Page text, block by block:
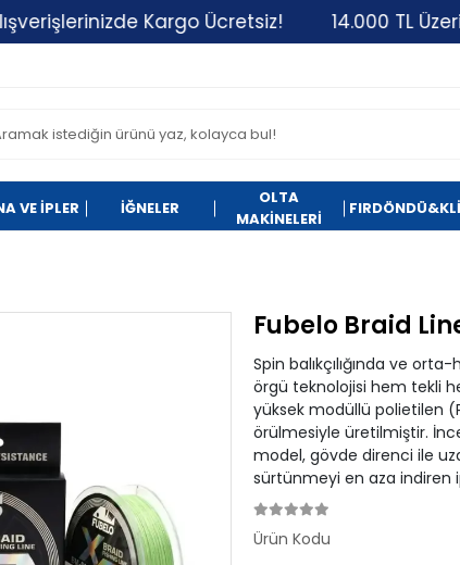
Kargo Ücretsiz! 14.000 TL Üzeri Tüm
VE İPLER İĞNELER
OLTA
MAKİNELERİ
Fubelo Braid
Spin balıkçılığında ve
örgü teknolojisi hem tekli
yüksek modüllü polietilen
örülmesiyle üretilmiştir.
model, gövde direnci ile
sürtünmeyi en aza indiren
Ürün Kodu